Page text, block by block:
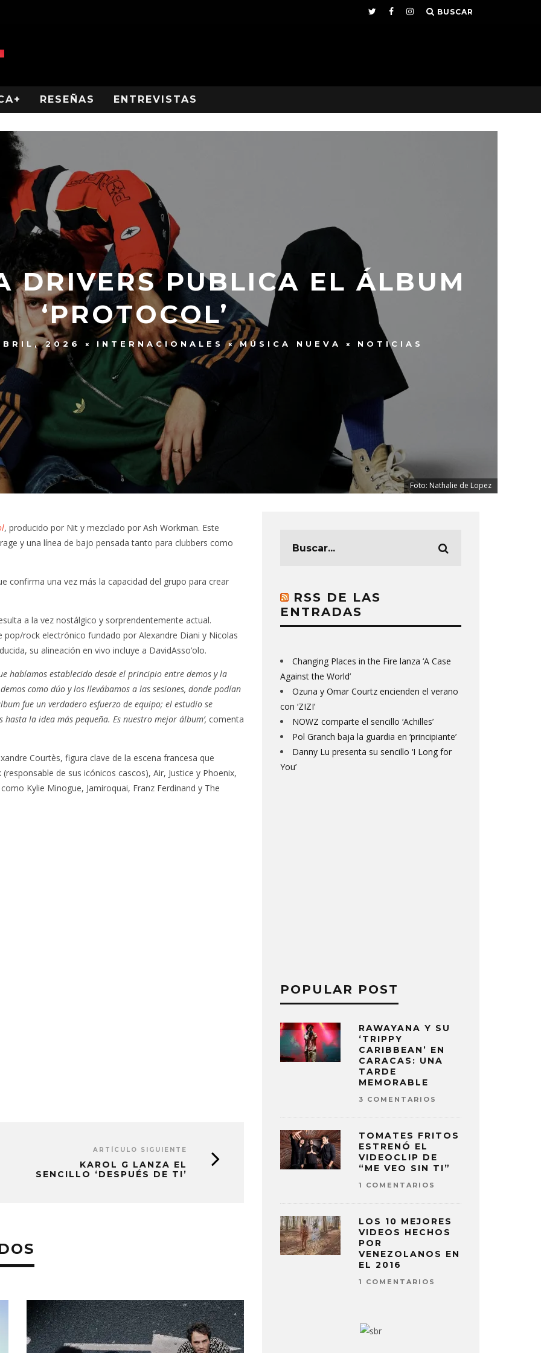
BUSCAR
RESEÑAS ENTREVISTAS
DRIVERS PUBLICA EL ÁLBUM
‘PROTOCOL’
2026 INTERNACIONALES MÚSICA NUEVA NOTICIAS
Foto: Nathalie de Lopez
, producido por Nit y mezclado por Ash Workman. Este
y una línea de bajo pensada tanto para clubbers como
confirma una vez más la capacidad del grupo para crear
a la vez nostálgico y sorprendentemente actual.
pop/rock electrónico fundado por Alexandre Diani y Nicolas
su alineación en vivo incluye a DavidAsso’olo.
habíamos establecido desde el principio entre demos y la
como dúo y los llevábamos a las sesiones, donde podían
fue un verdadero esfuerzo de equipo; el estudio se
la idea más pequeña. Es nuestro mejor álbum’, comenta
Courtès, figura clave de la escena francesa que
de sus icónicos cascos), Air, Justice y Phoenix,
Kylie Minogue, Jamiroquai, Franz Ferdinand y The
ARTÍCULO SIGUIENTE
KAROL G LANZA EL
SENCILLO ‘DESPUÉS DE TI’
RSS DE LAS
ENTRADAS
Changing Places in the Fire lanza ‘A Case
Against the World’
Ozuna y Omar Courtz encienden el verano
con ‘ZIZI’
NOWZ comparte el sencillo ‘Achilles’
Pol Granch baja la guardia en ‘principiante’
Danny Lu presenta su sencillo ‘I Long for
You’
POPULAR POST
RAWAYANA Y SU
‘TRIPPY
CARIBBEAN’ EN
CARACAS: UNA
TARDE
MEMORABLE
3 COMENTARIOS
TOMATES FRITOS
ESTRENÓ EL
VIDEOCLIP DE
“ME VEO SIN TI”
1 COMENTARIOS
LOS 10 MEJORES
VIDEOS HECHOS
POR
VENEZOLANOS EN
EL 2016
1 COMENTARIOS